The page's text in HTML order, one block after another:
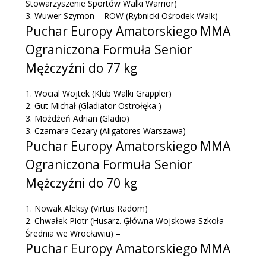
Stowarzyszenie Sportów Walki Warrior)
3. Wuwer Szymon – ROW (Rybnicki Ośrodek Walk)
Puchar Europy Amatorskiego MMA
Ograniczona Formuła Senior
Mężczyźni do 77 kg
1. Wocial Wojtek (Klub Walki Grappler)
2. Gut Michał (Gladiator Ostrołęka )
3. Możdżeń Adrian (Gladio)
3. Czamara Cezary (Aligatores Warszawa)
Puchar Europy Amatorskiego MMA
Ograniczona Formuła Senior
Mężczyźni do 70 kg
1. Nowak Aleksy (Virtus Radom)
2. Chwałek Piotr(Husarz. Ģłówna Wojskowa Szkoła
Średnia we Wrocławiu) –
Puchar Europy Amatorskiego MMA